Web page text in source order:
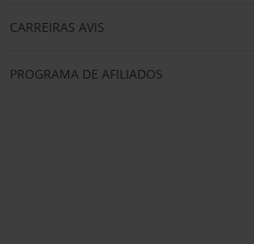
CARREIRAS AVIS
PROGRAMA DE AFILIADOS